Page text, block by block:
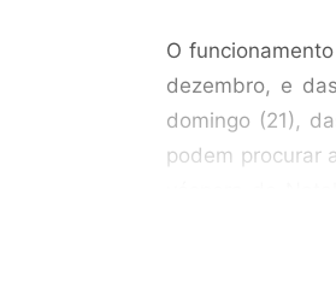
O
dezembro, e
domingo (21),
podem procurar